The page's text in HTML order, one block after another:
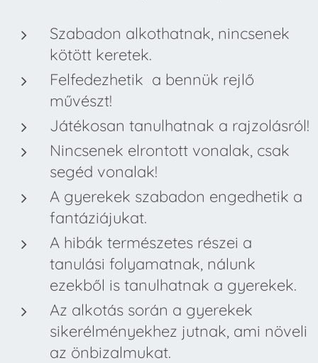
Szabadon alkothatnak, nincsenek
kötött keretek.
Felfedezhetik a bennük rejlő
művészt!
Játékosan tanulhatnak a rajzolásról!
Nincsenek elrontott vonalak, csak
segéd vonalak!
A gyerekek szabadon engedhetik a
fantáziájukat.
A hibák természetes részei a
tanulási folyamatnak, nálunk
ezekből is tanulhatnak a gyerekek.
Az alkotás során a gyerekek
sikerélményekhez jutnak, ami növeli
az önbizalmukat.